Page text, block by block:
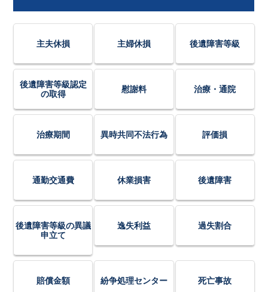
主夫休損 主婦休損 後遺障害等級
後遺障害等級認定
の取得
慰謝料 治療・通院
治療期間 異時共同不法行為 評価損
通勤交通費 休業損害 後遺障害
後遺障害等級の異議
申立て
逸失利益 過失割合
賠償金額 紛争処理センター 死亡事故